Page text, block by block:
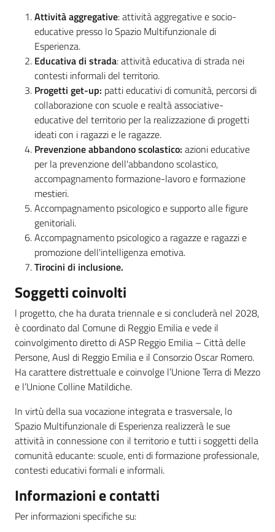
Attività aggregative: attività aggregative e socio-
educative presso lo Spazio Multifunzionale di
Esperienza.
Educativa di strada: attività educativa di strada nei
contesti informali del territorio.
Progetti get-up: patti educativi di comunità, percorsi di
collaborazione con scuole e realtà associative-
educative del territorio per la realizzazione di progetti
ideati con i ragazzi e le ragazze.
Prevenzione abbandono scolastico: azioni educative
per la prevenzione dell'abbandono scolastico,
accompagnamento formazione-lavoro e formazione
mestieri.
Accompagnamento psicologico e supporto alle figure
genitoriali.
Accompagnamento psicologico a ragazze e ragazzi e
promozione dell'intelligenza emotiva.
Tirocini di inclusione.
Soggetti coinvolti
l progetto, che ha durata triennale e si concluderà nel 2028,
è coordinato dal Comune di Reggio Emilia e vede il
coinvolgimento diretto di ASP Reggio Emilia – Città delle
Persone, Ausl di Reggio Emilia e il Consorzio Oscar Romero.
Ha carattere distrettuale e coinvolge l’Unione Terra di Mezzo
e l’Unione Colline Matildiche.
In virtù della sua vocazione integrata e trasversale, lo
Spazio Multifunzionale di Esperienza realizzerà le sue
attività in connessione con il territorio e tutti i soggetti della
comunità educante: scuole, enti di formazione professionale,
contesti educativi formali e informali.
Informazioni e contatti
Per informazioni specifiche su: